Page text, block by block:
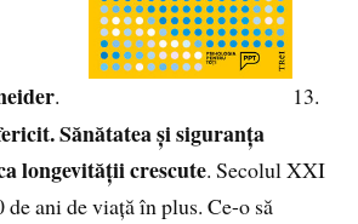
. 13.
Sănătatea și siguranța
longevității crescute. Secolul XXI
de ani de viață în plus. Ce-o să